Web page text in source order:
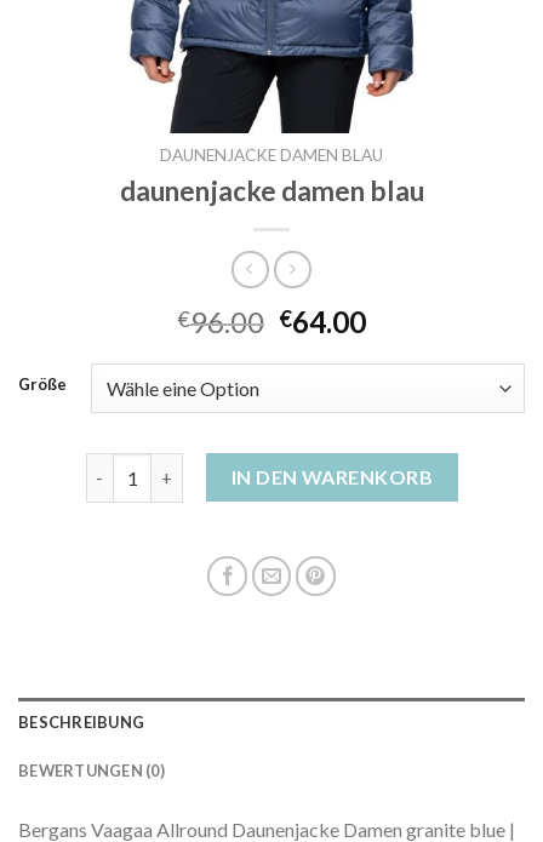
DAUNENJACKE DAMEN BLAU
daunenjacke damen blau
€96.00 €64.00
Größe
daunenjacke damen blau Menge
IN DEN WARENKORB
BESCHREIBUNG
BEWERTUNGEN (0)
Bergans Vaagaa Allround Daunenjacke Damen granite blue |